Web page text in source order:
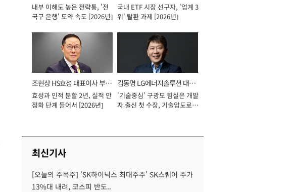
내부 이해도 높은 전략통, '전
국구 은행' 도약 속도 [2026년]
표이사 사장
국내 ETF 시장 선구자, '업계 3
위' 탈환 과제 [2026년]
조현상 HS효성 대표이사 부회
장
효성과 인적 분할 2년, 실적 안
정화 단계 들어서 [2026년]
김동명 LG에너지솔루션 대표
이사 사장
'기술중심' 구광모 힘실은 개발
자 출신 첫 수장, 기술압도로
최신기사
[오늘의 주목주] 'SK하이닉스 최대주주' SK스퀘어 주가
13%대 내려, 코스피 반도..